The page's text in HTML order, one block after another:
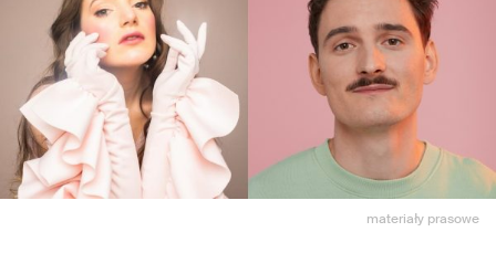
materiały prasowe